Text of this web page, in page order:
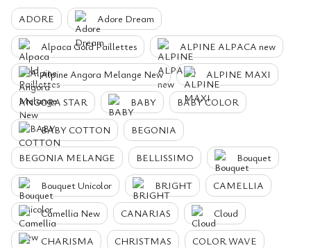
ADORE Adore Dream
Alpaca Gold Paillettes ALPINE ALPACA new
Alpine Angora Melange New ALPINE MAXI
ANGORA STAR BABY BABY COLOR
BABY COTTON BEGONIA
BEGONIA MELANGE BELLISSIMO Bouquet
Bouquet Unicolor BRIGHT CAMELLIA
Camellia New CANARIAS Cloud
CHARISMA CHRISTMAS COLOR WAVE